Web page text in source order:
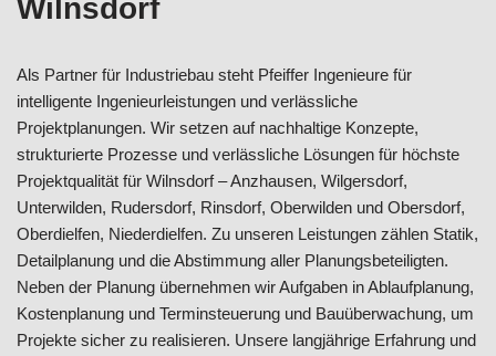
Wilnsdorf
Als Partner für Industriebau steht Pfeiffer Ingenieure für
intelligente Ingenieurleistungen und verlässliche
Projektplanungen. Wir setzen auf nachhaltige Konzepte,
strukturierte Prozesse und verlässliche Lösungen für höchste
Projektqualität für Wilnsdorf – Anzhausen, Wilgersdorf,
Unterwilden, Rudersdorf, Rinsdorf, Oberwilden und Obersdorf,
Oberdielfen, Niederdielfen. Zu unseren Leistungen zählen Statik,
Detailplanung und die Abstimmung aller Planungsbeteiligten.
Neben der Planung übernehmen wir Aufgaben in Ablaufplanung,
Kostenplanung und Terminsteuerung und Bauüberwachung, um
Projekte sicher zu realisieren. Unsere langjährige Erfahrung und